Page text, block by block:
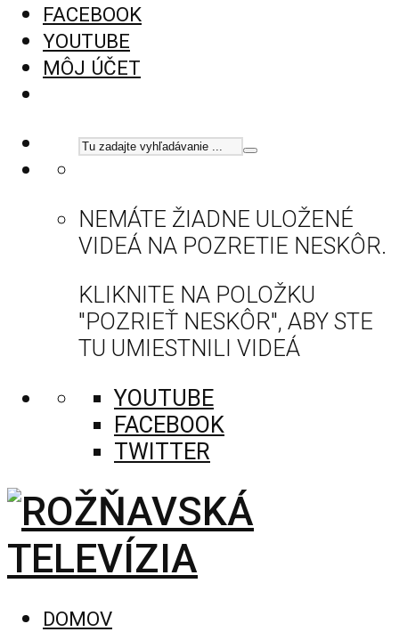
FACEBOOK
YOUTUBE
MÔJ ÚČET
NEMÁTE ŽIADNE ULOŽENÉ
VIDEÁ NA POZRETIE NESKÔR.
KLIKNITE NA POLOŽKU
"POZRIEŤ NESKÔR", ABY STE
TU UMIESTNILI VIDEÁ
YOUTUBE
FACEBOOK
TWITTER
DOMOV